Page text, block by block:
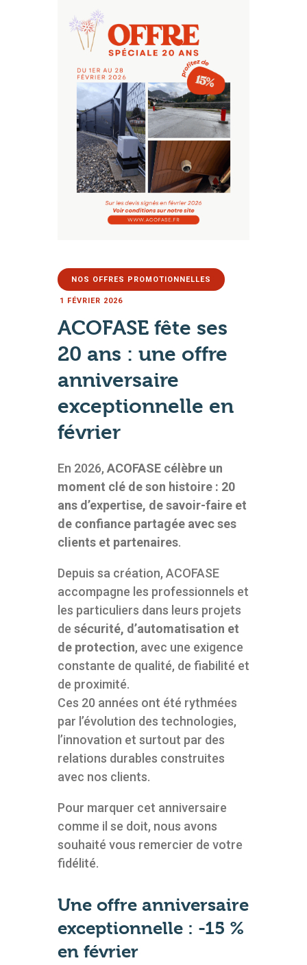
AUTOMATISMES &
FERMETURES
SÉCURITÉ
L’ENTREPRISE
04 79 62 96 54
NOS OFFRES PROMOTIONNELLES
1 FÉVRIER 2026
ACOFASE fête ses
20 ans : une offre
anniversaire
exceptionnelle en
février
En 2026, ACOFASE célèbre un
moment clé de son histoire : 20
ans d’expertise, de savoir-faire et
de confiance partagée avec ses
clients et partenaires.
Depuis sa création, ACOFASE
accompagne les professionnels et
les particuliers dans leurs projets
de sécurité, d’automatisation et
de protection, avec une exigence
constante de qualité, de fiabilité et
de proximité.
Ces 20 années ont été rythmées
par l’évolution des technologies,
l’innovation et surtout par des
relations durables construites
avec nos clients.
Pour marquer cet anniversaire
comme il se doit, nous avons
souhaité vous remercier de votre
fidélité.
Une offre anniversaire
exceptionnelle : -15 %
en février